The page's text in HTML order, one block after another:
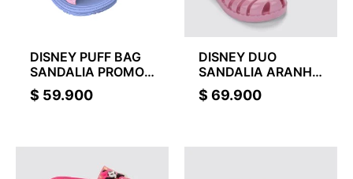
DISNEY PUFF BAG
SANDALIA PROMO
BABY
$ 59.900
DISNEY DUO
SANDALIA ARANHA
BABY
$ 69.900